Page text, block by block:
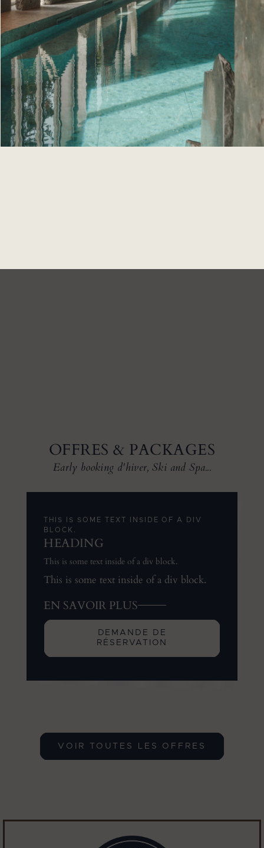
OFFRES & PACKAGES
Early booking d'hiver, Ski and Spa...
THIS IS SOME TEXT INSIDE OF A DIV
BLOCK.
HEADING
This is some text inside of a div block.
This is some text inside of a div block.
EN SAVOIR PLUS
DEMANDE DE
RÉSERVATION
VOIR TOUTES LES OFFRES